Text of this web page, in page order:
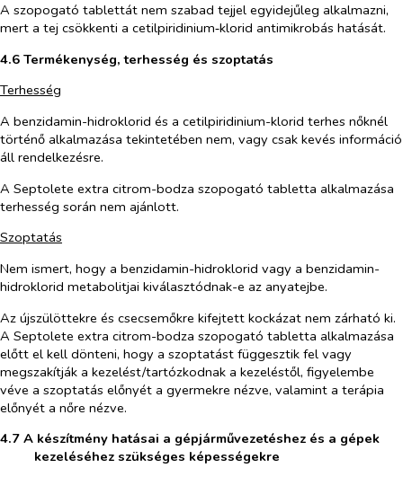
A szopogató tablettát nem szabad tejjel egyidejűleg alkalmazni,
mert a tej csökkenti a cetilpiridinium‑klorid antimikrobás hatását.
4.6 Termékenység, terhesség és szoptatás
Terhesség
A benzidamin-hidroklorid és a cetilpiridinium-klorid terhes nőknél
történő alkalmazása tekintetében nem, vagy csak kevés információ
áll rendelkezésre.
A Septolete extra citrom-bodza szopogató tabletta alkalmazása
terhesség során nem ajánlott.
Szoptatás
Nem ismert, hogy a benzidamin-hidroklorid vagy a benzidamin-
hidroklorid metabolitjai kiválasztódnak-e az anyatejbe.
Az újszülöttekre és csecsemőkre kifejtett kockázat nem zárható ki.
A Septolete extra citrom-bodza szopogató tabletta alkalmazása
előtt el kell dönteni, hogy a szoptatást függesztik fel vagy
megszakítják a kezelést/tartózkodnak a kezeléstől, figyelembe
véve a szoptatás előnyét a gyermekre nézve, valamint a terápia
előnyét a nőre nézve.
4.7 A készítmény hatásai a gépjárművezetéshez és a gépek
kezeléséhez szükséges képességekre